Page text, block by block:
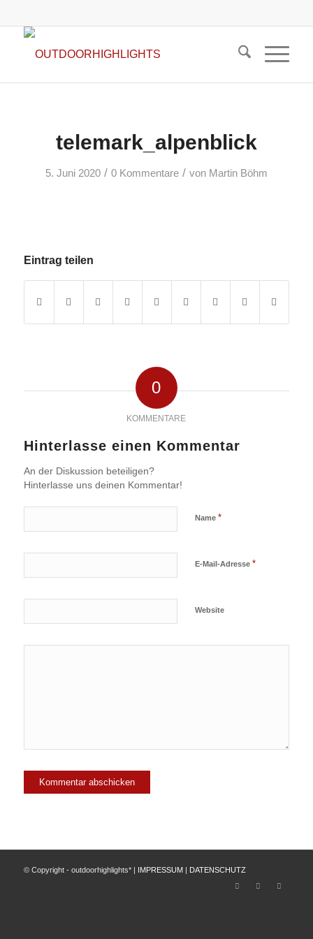
telemark_alpenblick
5. Juni 2020 / 0 Kommentare / von Martin Böhm
Eintrag teilen
0
KOMMENTARE
Hinterlasse einen Kommentar
An der Diskussion beteiligen?
Hinterlasse uns deinen Kommentar!
Name *
E-Mail-Adresse *
Website
© Copyright - outdoorhighlights* | IMPRESSUM DATENSCHUTZ